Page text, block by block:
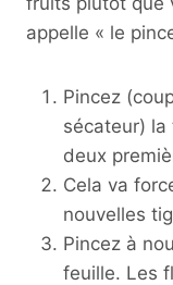
appelle « le
Pincez
sécateur)
deux
Cela va
nouvelles
Pincez à
feuille. Les